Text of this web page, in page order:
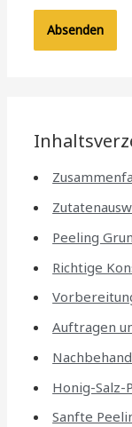
Peeling
Richtige
Auftragen
Honig-
Sanfte